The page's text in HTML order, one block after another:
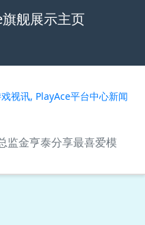
舰展示主页
视讯, PlayAce平台中心新闻
监金亨泰分享最喜爱模